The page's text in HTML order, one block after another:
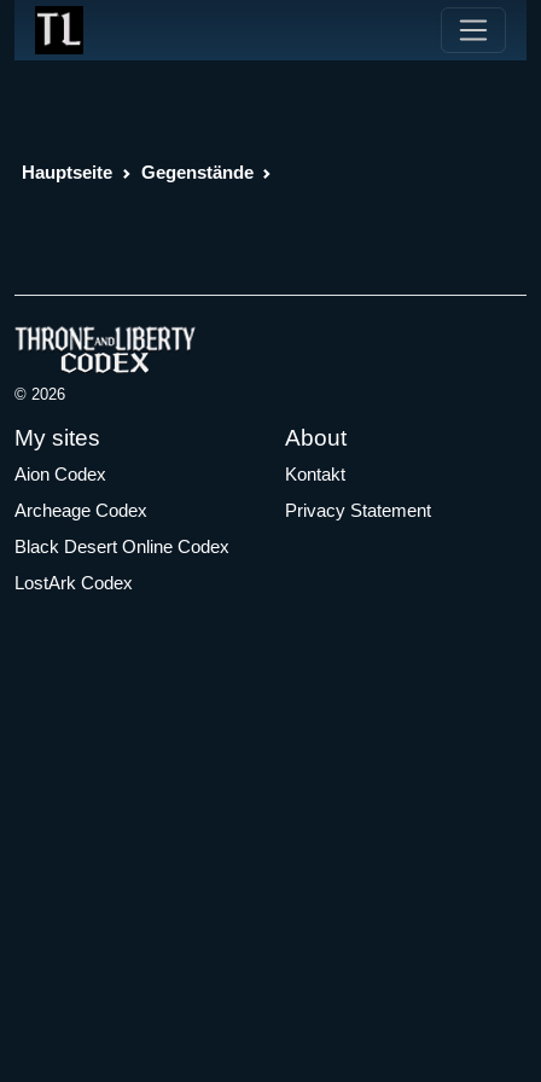
Hauptseite Gegenstände
© 2026
My sites
Aion Codex
Archeage Codex
Black Desert Online Codex
LostArk Codex
About
Kontakt
Privacy Statement